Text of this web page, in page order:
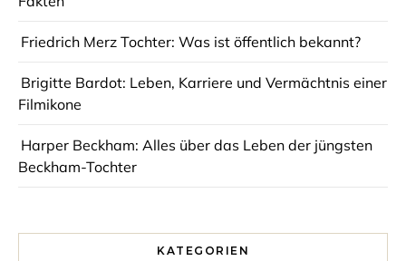
Friedrich Merz Tochter: Was ist öffentlich bekannt?
Brigitte Bardot: Leben, Karriere und Vermächtnis einer
Filmikone
Harper Beckham: Alles über das Leben der jüngsten
Beckham-Tochter
KATEGORIEN